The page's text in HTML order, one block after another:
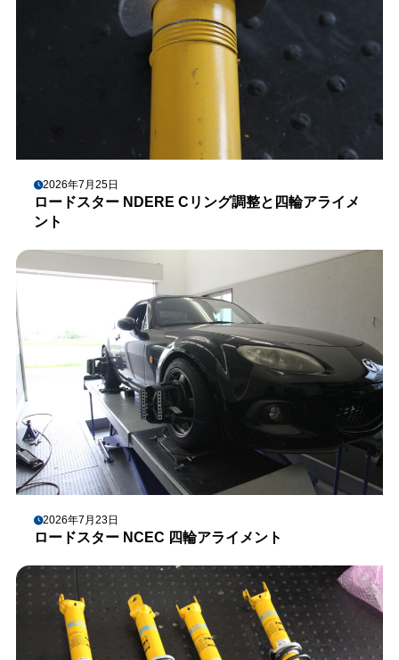
2026年7月25日
ロードスター NDERE Cリング調整と四輪アライメ
ント
2026年7月23日
ロードスター NCEC 四輪アライメント